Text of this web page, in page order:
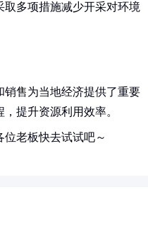
多项措施减少开采对环境
销售为当地经济提供了重要
提升资源利用效率。
老板快去试试吧～